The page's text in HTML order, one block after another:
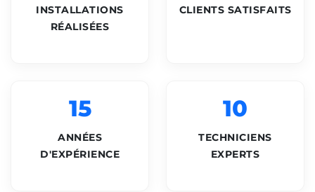
INSTALLATIONS
RÉALISÉES
CLIENTS SATISFAITS
15
ANNÉES
D'EXPÉRIENCE
10
TECHNICIENS
EXPERTS